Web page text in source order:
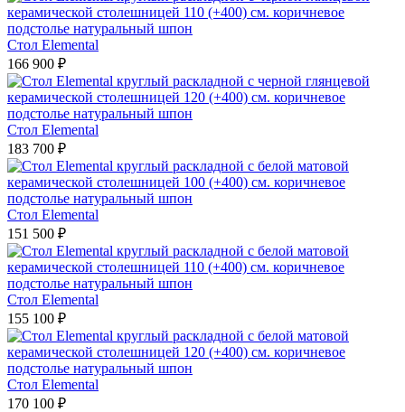
Стол Elemental
166 900 ₽
Стол Elemental
183 700 ₽
Стол Elemental
151 500 ₽
Стол Elemental
155 100 ₽
Стол Elemental
170 100 ₽